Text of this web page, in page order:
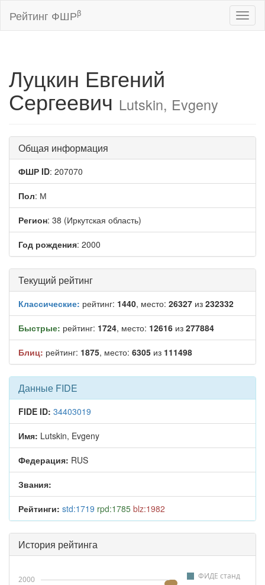
Рейтинг ФШРβ
Луцкин Евгений
Сергеевич Lutskin, Evgeny
Общая информация
ФШР ID: 207070
Пол: М
Регион: 38 (Иркутская область)
Год рождения: 2000
Текущий рейтинг
Классические: рейтинг: 1440, место: 26327 из 232332
Быстрые: рейтинг: 1724, место: 12616 из 277884
Блиц: рейтинг: 1875, место: 6305 из 111498
Данные FIDE
FIDE ID: 34403019
Имя: Lutskin, Evgeny
Федерация: RUS
Звания:
Рейтинги: std:1719 rpd:1785 blz:1982
История рейтинга
ФИДЕ станд
2000